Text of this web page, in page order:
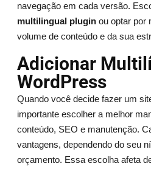
navegação em cada versão.
multilingual pluginou optar por
volume de conteúdo e da sua
Adicionar
WordPress
Quando você decide fazer um
importante escolher a melhor
conteúdo, SEO e manutenção.
vantagens, dependendo do seu
orçamento. Essa escolha afeta